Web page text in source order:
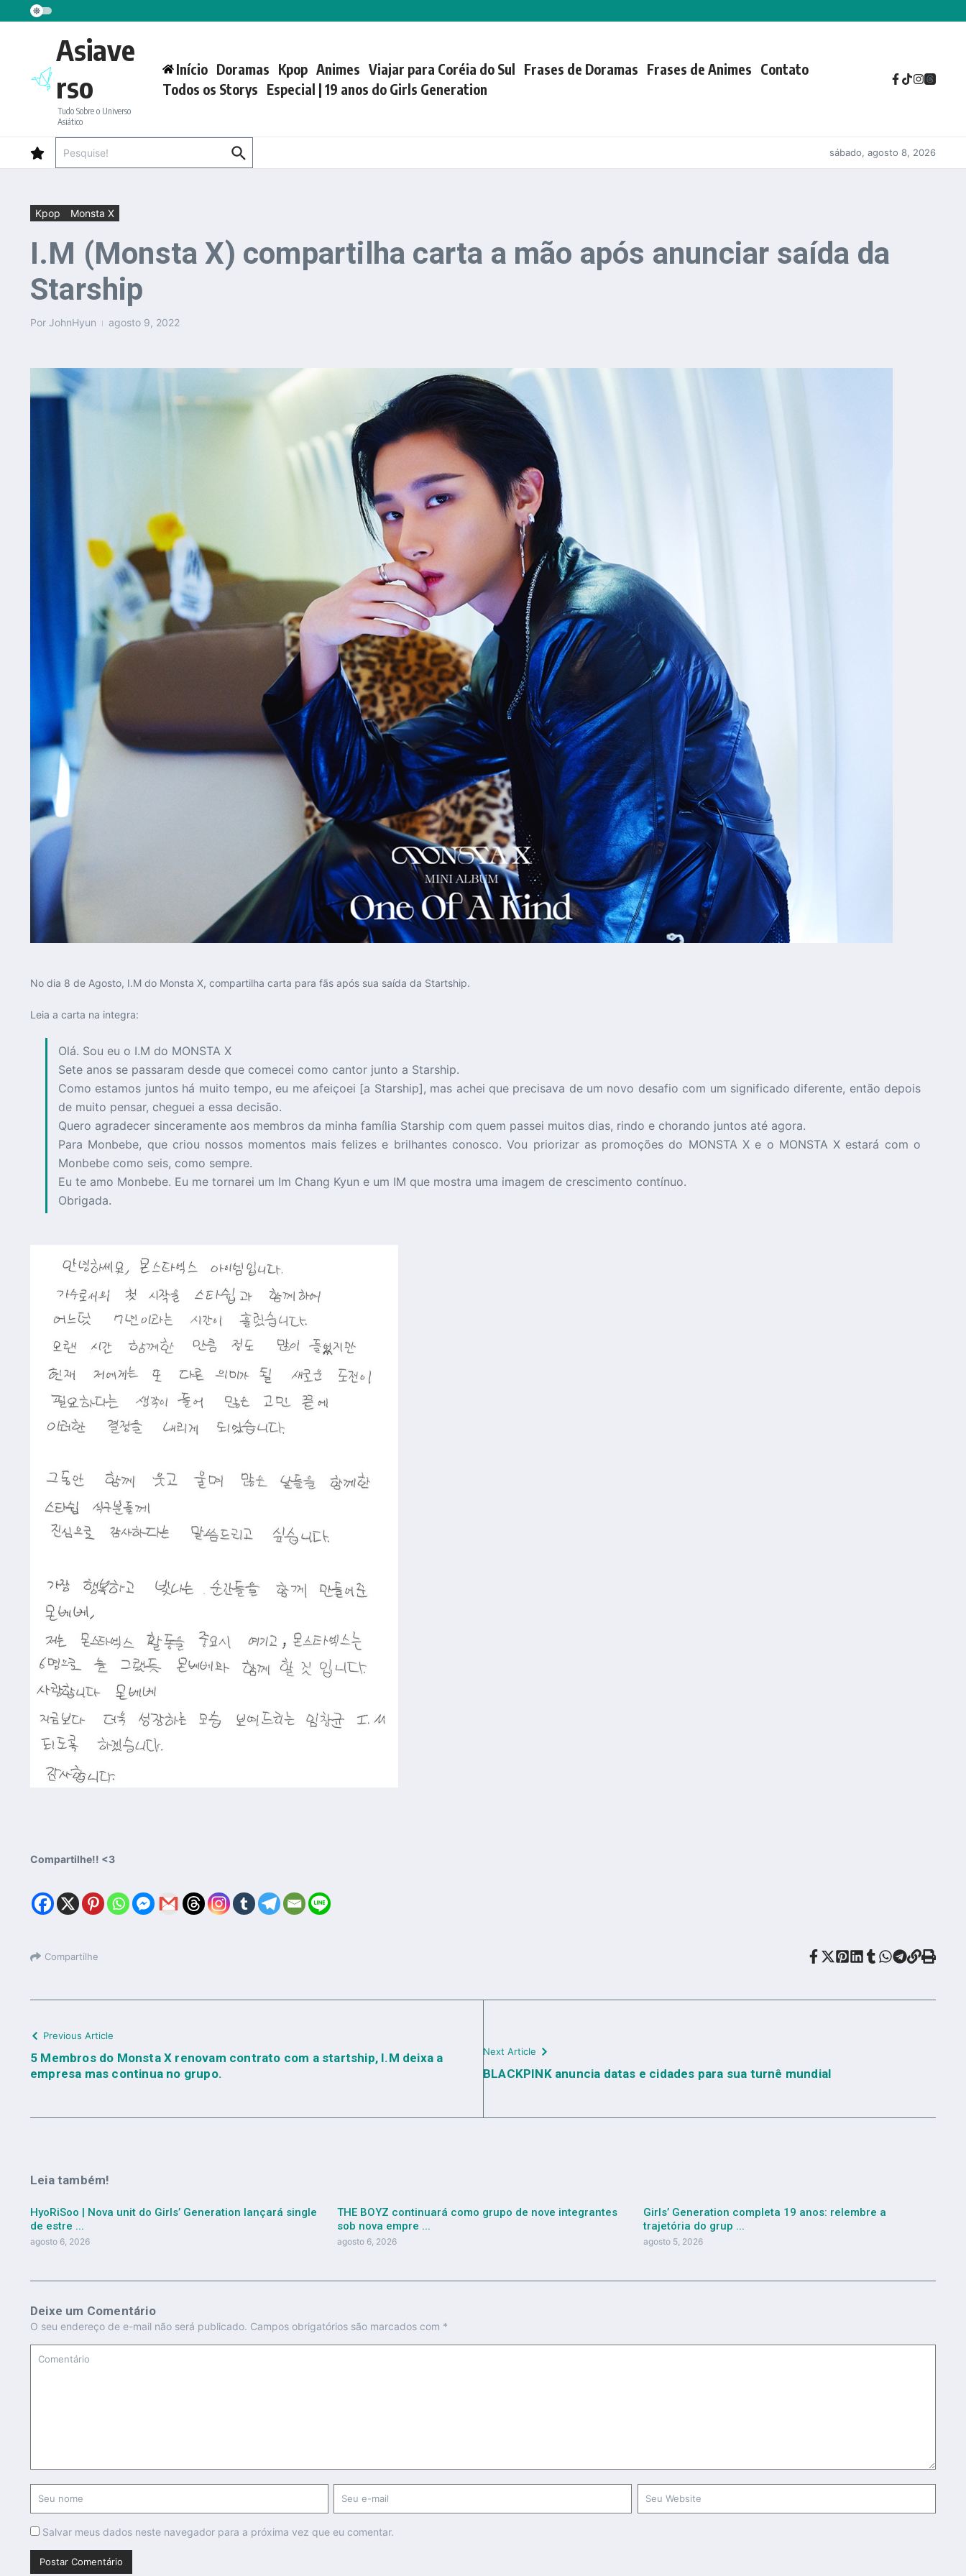
Ir para o conteúdo
Asiave
rso
Tudo Sobre o Universo
Asiático
Início Doramas Kpop Animes Viajar para Coréia do Sul Frases de Doramas Frases de Animes Contato
Todos os Storys Especial | 19 anos do Girls Generation
sábado, agosto 8, 2026
Kpop Monsta X
I.M (Monsta X) compartilha carta a mão após anunciar saída da
Starship
Por JohnHyun agosto 9, 2022
No dia 8 de Agosto, I.M do Monsta X, compartilha carta para fãs após sua saída da Startship.
Leia a carta na integra:
Olá. Sou eu o I.M do MONSTA X
Sete anos se passaram desde que comecei como cantor junto a Starship.
Como estamos juntos há muito tempo, eu me afeiçoei [a Starship], mas achei que precisava de um novo desafio com um significado diferente, então depois
de muito pensar, cheguei a essa decisão.
Quero agradecer sinceramente aos membros da minha família Starship com quem passei muitos dias, rindo e chorando juntos até agora.
Para Monbebe, que criou nossos momentos mais felizes e brilhantes conosco. Vou priorizar as promoções do MONSTA X e o MONSTA X estará com o
Monbebe como seis, como sempre.
Eu te amo Monbebe. Eu me tornarei um Im Chang Kyun e um IM que mostra uma imagem de crescimento contínuo.
Obrigada.
Compartilhe!! <3
Compartilhe
Previous Article
5 Membros do Monsta X renovam contrato com a startship, I.M deixa a
empresa mas continua no grupo.
Next Article
BLACKPINK anuncia datas e cidades para sua turnê mundial
Leia também!
HyoRiSoo | Nova unit do Girls’ Generation lançará single
de estre ...
agosto 6, 2026
THE BOYZ continuará como grupo de nove integrantes
sob nova empre ...
agosto 6, 2026
Girls’ Generation completa 19 anos: relembre a
trajetória do grup ...
agosto 5, 2026
Deixe um Comentário
O seu endereço de e-mail não será publicado. Campos obrigatórios são marcados com *
Salvar meus dados neste navegador para a próxima vez que eu comentar.